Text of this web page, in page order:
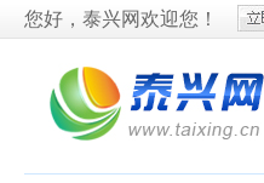
您好，泰兴网欢迎您！